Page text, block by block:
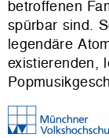
betroffenen
spürbar sind.
legendäre
existierenden,